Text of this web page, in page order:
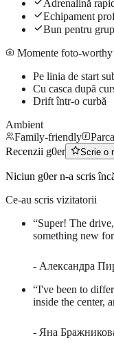
Adrenalină
Echipament
Bun pentru
Momente foto-worthy
Pe linia de start
Cu casca după
Drift într-o curbă
Ambient
Family-friendly
Recenzii g0er
Scrie o
Niciun g0er n-a scris
Ce-au scris vizitatorii
“Super! The
something new
- Александра
“I've been to
inside the center,
- Яна